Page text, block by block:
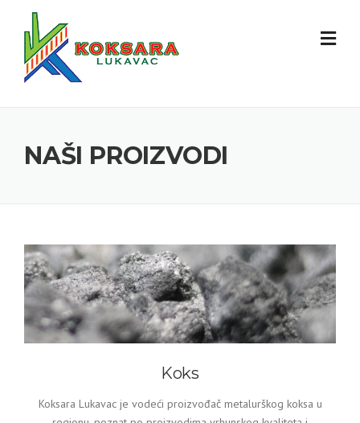
NAŠI PROIZVODI
Koks
Koksara Lukavac je vodeći proizvođač metalurškog koksa u